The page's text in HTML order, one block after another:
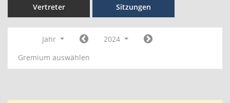
Vertreter Sitzungen
Jahr
2024
Gremium auswählen